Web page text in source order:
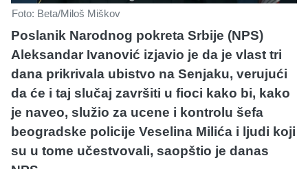
Foto: Beta/Miloš Miškov
Poslanik Narodnog pokreta Srbije (NPS)
Aleksandar Ivanović izjavio je da je vlast tri
dana prikrivala ubistvo na Senjaku, verujući
da će i taj slučaj završiti u fioci kako bi, kako
je naveo, služio za ucene i kontrolu šefa
beogradske policije Veselina Milića i ljudi koji
su u tome učestvovali, saopštio je danas